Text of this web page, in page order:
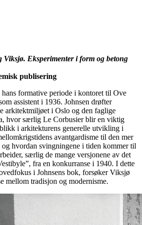
Viksjø. Eksperimenter i form og betong
publisering
formative periode i kontoret til Ove
assistent i 1936. Johnsen drøfter
arkitektmiljøet i Oslo og den faglige
hvor særlig Le Corbusier blir en viktig
i arkitekturens generelle utvikling i
avantgardisme til den mer
og hvordan svingningene i tiden kommer til
særlig de mange versjonene av det
fra en konkurranse i 1940. I dette
i Johnsens bok, forsøker Viksjø
mellom tradisjon og modernisme.